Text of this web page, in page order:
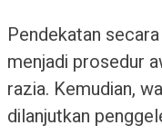
Pendekatan
menjadi prosedur
razia. Kemudian,
dilanjutkan